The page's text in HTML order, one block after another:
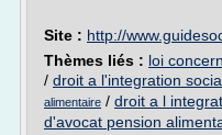
Site : http://
Thèmes liés : loi
/ droit a l'integration
alimentaire / droit a l
d'avocat pension